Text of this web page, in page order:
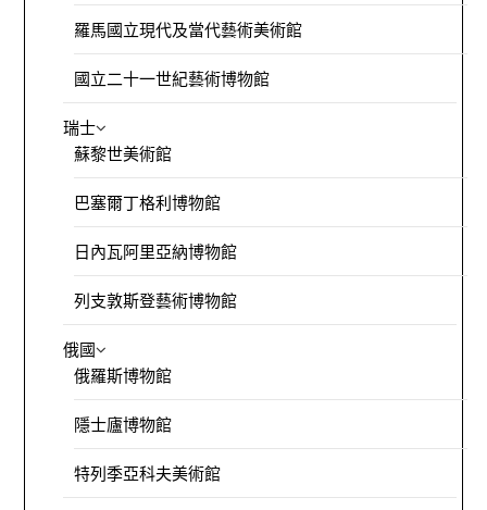
羅馬國立現代及當代藝術美術館
國立二十一世紀藝術博物館
瑞士
蘇黎世美術館
巴塞爾丁格利博物館
日內瓦阿里亞納博物館
列支敦斯登藝術博物館
俄國
俄羅斯博物館
隱士廬博物館
特列季亞科夫美術館